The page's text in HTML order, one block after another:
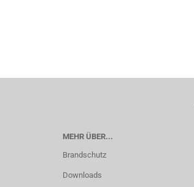
MEHR ÜBER...
Brandschutz
Downloads